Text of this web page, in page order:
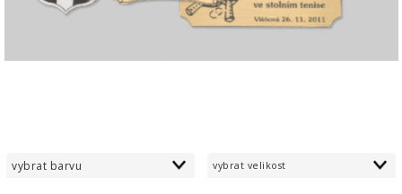
vybrat barvu vybrat velikost